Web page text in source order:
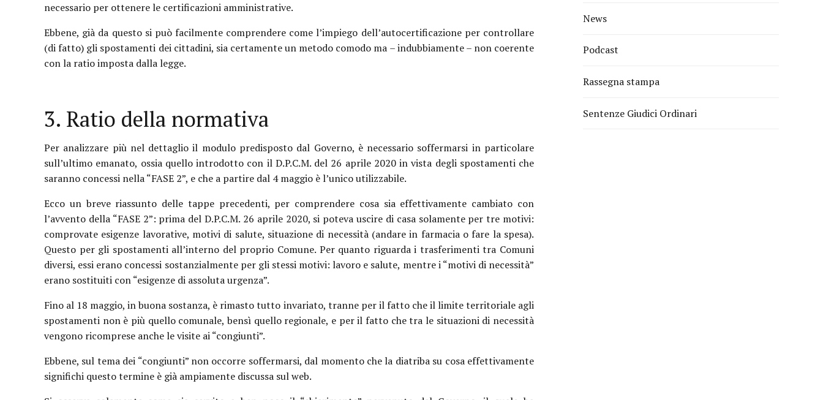
necessario per ottenere le certificazioni amministrative.
Ebbene, già da questo si può facilmente comprendere come l’impiego dell’autocertificazione per controllare
(di fatto) gli spostamenti dei cittadini, sia certamente un metodo comodo ma – indubbiamente – non coerente
con la ratio imposta dalla legge.
3. Ratio della normativa
Per analizzare più nel dettaglio il modulo predisposto dal Governo, è necessario soffermarsi in particolare
sull’ultimo emanato, ossia quello introdotto con il D.P.C.M. del 26 aprile 2020 in vista degli spostamenti che
saranno concessi nella “FASE 2”, e che a partire dal 4 maggio è l’unico utilizzabile.
Ecco un breve riassunto delle tappe precedenti, per comprendere cosa sia effettivamente cambiato con
l’avvento della “FASE 2”: prima del D.P.C.M. 26 aprile 2020, si poteva uscire di casa solamente per tre motivi:
comprovate esigenze lavorative, motivi di salute, situazione di necessità (andare in farmacia o fare la spesa).
Questo per gli spostamenti all’interno del proprio Comune. Per quanto riguarda i trasferimenti tra Comuni
diversi, essi erano concessi sostanzialmente per gli stessi motivi: lavoro e salute, mentre i “motivi di necessità”
erano sostituiti con “esigenze di assoluta urgenza”.
Fino al 18 maggio, in buona sostanza, è rimasto tutto invariato, tranne per il fatto che il limite territoriale agli
spostamenti non è più quello comunale, bensì quello regionale, e per il fatto che tra le situazioni di necessità
vengono ricomprese anche le visite ai “congiunti”.
Ebbene, sul tema dei “congiunti” non occorre soffermarsi, dal momento che la diatriba su cosa effettivamente
significhi questo termine è già ampiamente discussa sul web.
News
Podcast
Rassegna stampa
Sentenze Giudici Ordinari